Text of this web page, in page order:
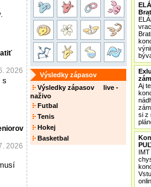
2026
s
2026
Výsledky zápasov
Výsledky zápasov live -
naživo
Futbal
Tenis
Hokej
Basketbal
Aj
si z